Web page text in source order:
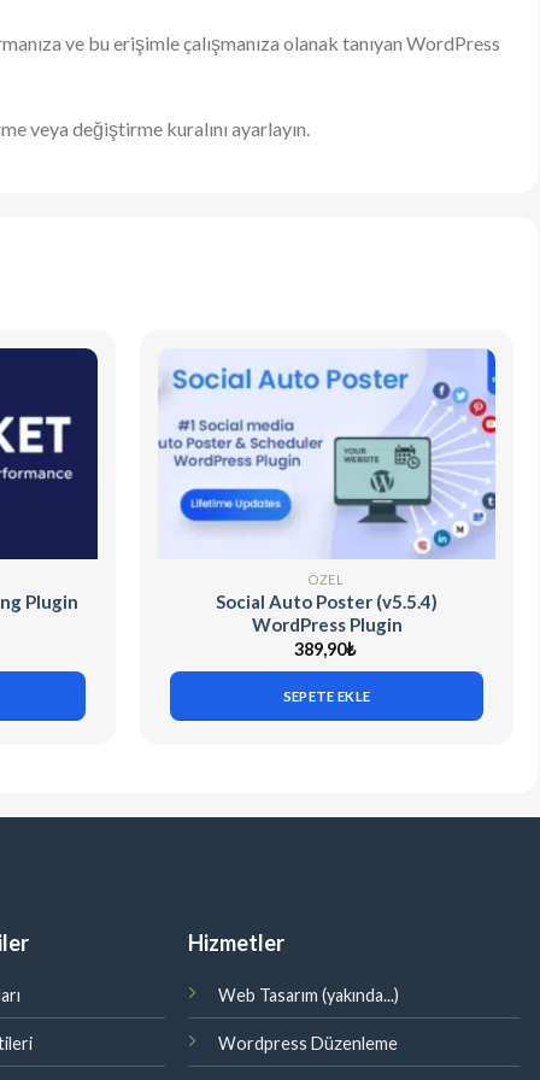
ve bu erişimle çalışmanıza olanak tanıyan WordPress
veya değiştirme kuralını ayarlayın.
Plugin
ÖZEL
Social Auto Poster (v5.5.4)
WordPress Plugin
389,90₺
SEPETE EKLE
Hizmetler
Web Tasarım (yakında...)
Wordpress Düzenleme